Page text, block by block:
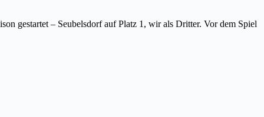
gestartet – Seubelsdorf auf Platz 1, wir als Dritter. Vor dem Spiel